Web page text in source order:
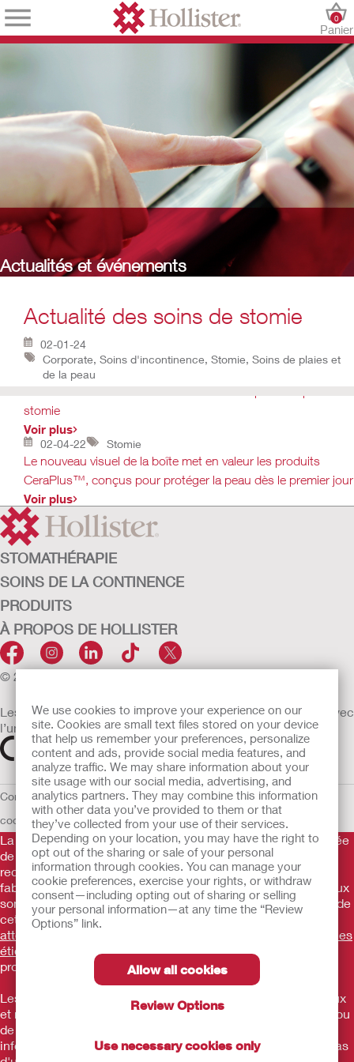
We use cookies to improve your experience on our
site. Cookies are small text files stored on your device
that help us remember your preferences, personalize
content and ads, provide social media features, and
analyze traffic. We may share information about your
site usage with our social media, advertising, and
analytics partners. They may combine this information
with other data you’ve provided to them or that
they’ve collected from your use of their services.
Depending on your location, you may have the right to
opt out of the sharing or sale of your personal
information through cookies. You can manage your
cookie preferences, exercise your rights, or withdraw
consent—including opting out of sharing or selling
your personal information—at any time the “Review
Options” link.
Allow all cookies
Review Options
Use necessary cookies only
Panier
0
Actualités et événements
Actualité des soins de stomie
02-01-24
Corporate, Soins d'incontinence, Stomie, Soins de plaies et
de la peau
stomie
Voir plus
02-04-22 Stomie
Le nouveau visuel de la boîte met en valeur les produits
CeraPlus™, conçus pour protéger la peau dès le premier jour
Voir plus
STOMATHÉRAPIE
SOINS DE LA CONTINENCE
PRODUITS
À PROPOS DE HOLLISTER
© 2026 Hollister Incorporated
Les dispositifs médicaux vendus dans l’UE sont marqués avec
l’un des symboles suivants selon le besoin
Conditions d'utilisationPolitique de confidentialitéUtilisation des
cookies UE Avis au Dénonciateur
La Gamme de produits Hollister stomathérapie est constituée
de dispositifs d’appareillage d’une stomie permettant le
recueil des effluents. Il s’agit de dispositifs médicaux
fabriqués par Hollister Incorporated. Ces dispositifs médicaux
sont des produits de santé règlementés qui portent, au titre de
cette règlementation, le marquage CE.Consultez
attentivement les instructions figurant sur les notices et/ou les
étiquetages.
Consultez votre médecin ou tout autre
professionnel compétent.
Les informations fournies ne sont pas des conseils médicaux
et ne visent pas à remplacer les conseils de votre médecin ou
de tout autre professionnel de santé compétent. Ces
informations ne doivent pas être utilisées comme aide en cas